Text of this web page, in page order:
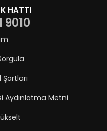
HATTI
9010
Aydınlatma Metni